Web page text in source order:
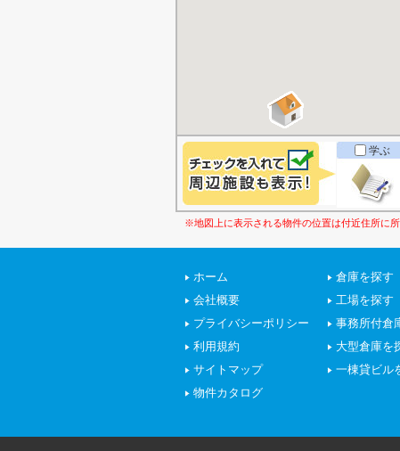
学ぶ
※地図上に表示される物件の位置は付近住所に
ホーム
会社概要
プライバシーポリシー
利用規約
サイトマップ
物件カタログ
倉庫を探す
工場を探す
事務所付倉
大型倉庫を
一棟貸ビル